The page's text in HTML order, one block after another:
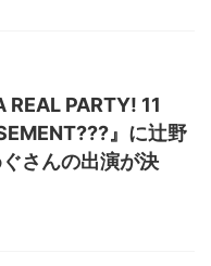
REAL PARTY! 11
』に辻野
さんの出演が決